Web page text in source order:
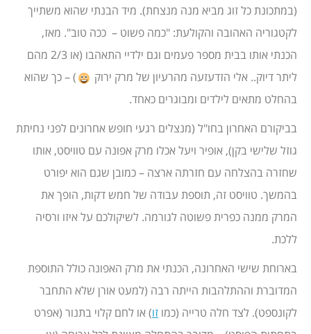
(במתכונת כל זוג מביא מנה מנצחת). מיד הבנתי שהוא משתייך
לקטגוריה האהובה והקולעת: "כמה פשוט – ככה טוב". מאז,
הכנתי אותו בבית מספר פעמים וגם ילדיי התאהבו (או 2/3 מהם
ליתר דיוק.. אלי הזדעזעה מהרעיון של מרק ירוק
) – כך שהוא
בהחלט מתאים לילדים ומבוגרים כאחד.
בביקורם האחרון בחו"ל (מנצלים רגעי חופש אחרונים לפני נחיתת
גוזל שלישי בקן), אופיר ויעל אכלו מרק אפונה עם טוויסט, אותו
שחזרה בהצלחה עם חזרתה ארצה – כמובן שגם הוא יפורט
בהמשך. טוויסט זה, תוספת עבודה של חמש דקות, הופך את
המרק ממנה כפרית פשוטה לגורמה. לשיקולכם על איזו ורסיה
ללכת.
בארוחת שישי האחרונה, הכנתי את מרק האפונה כולל התוספת
המדוברת וההתלהבות הייתה רבה (למעט אורן שלא התחבר
לקונספט). לצד חלה טרייה (כמו זו) או לחם קלוי בתנור (אפרט